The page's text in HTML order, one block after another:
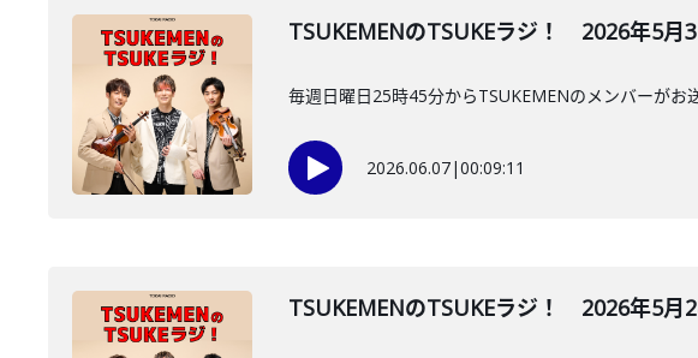
TSUKEMENのTSUKEラジ！ 2026年5月
毎週日曜日25時45分からTSUKEMENのメンバーがお
2026.06.07|00:09:11
TSUKEMENのTSUKEラジ！ 2026年5月